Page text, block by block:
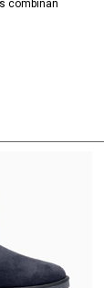
combinan